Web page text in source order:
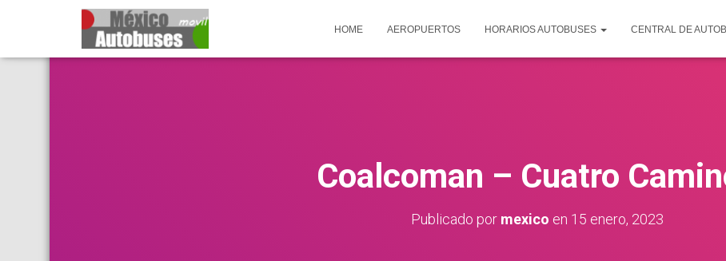
HOME AEROPUERTOS HORARIOS AUTOBUSES CENTRAL DE
Coalcoman – Cuatro
Publicado por mexico en 15 enero, 2023